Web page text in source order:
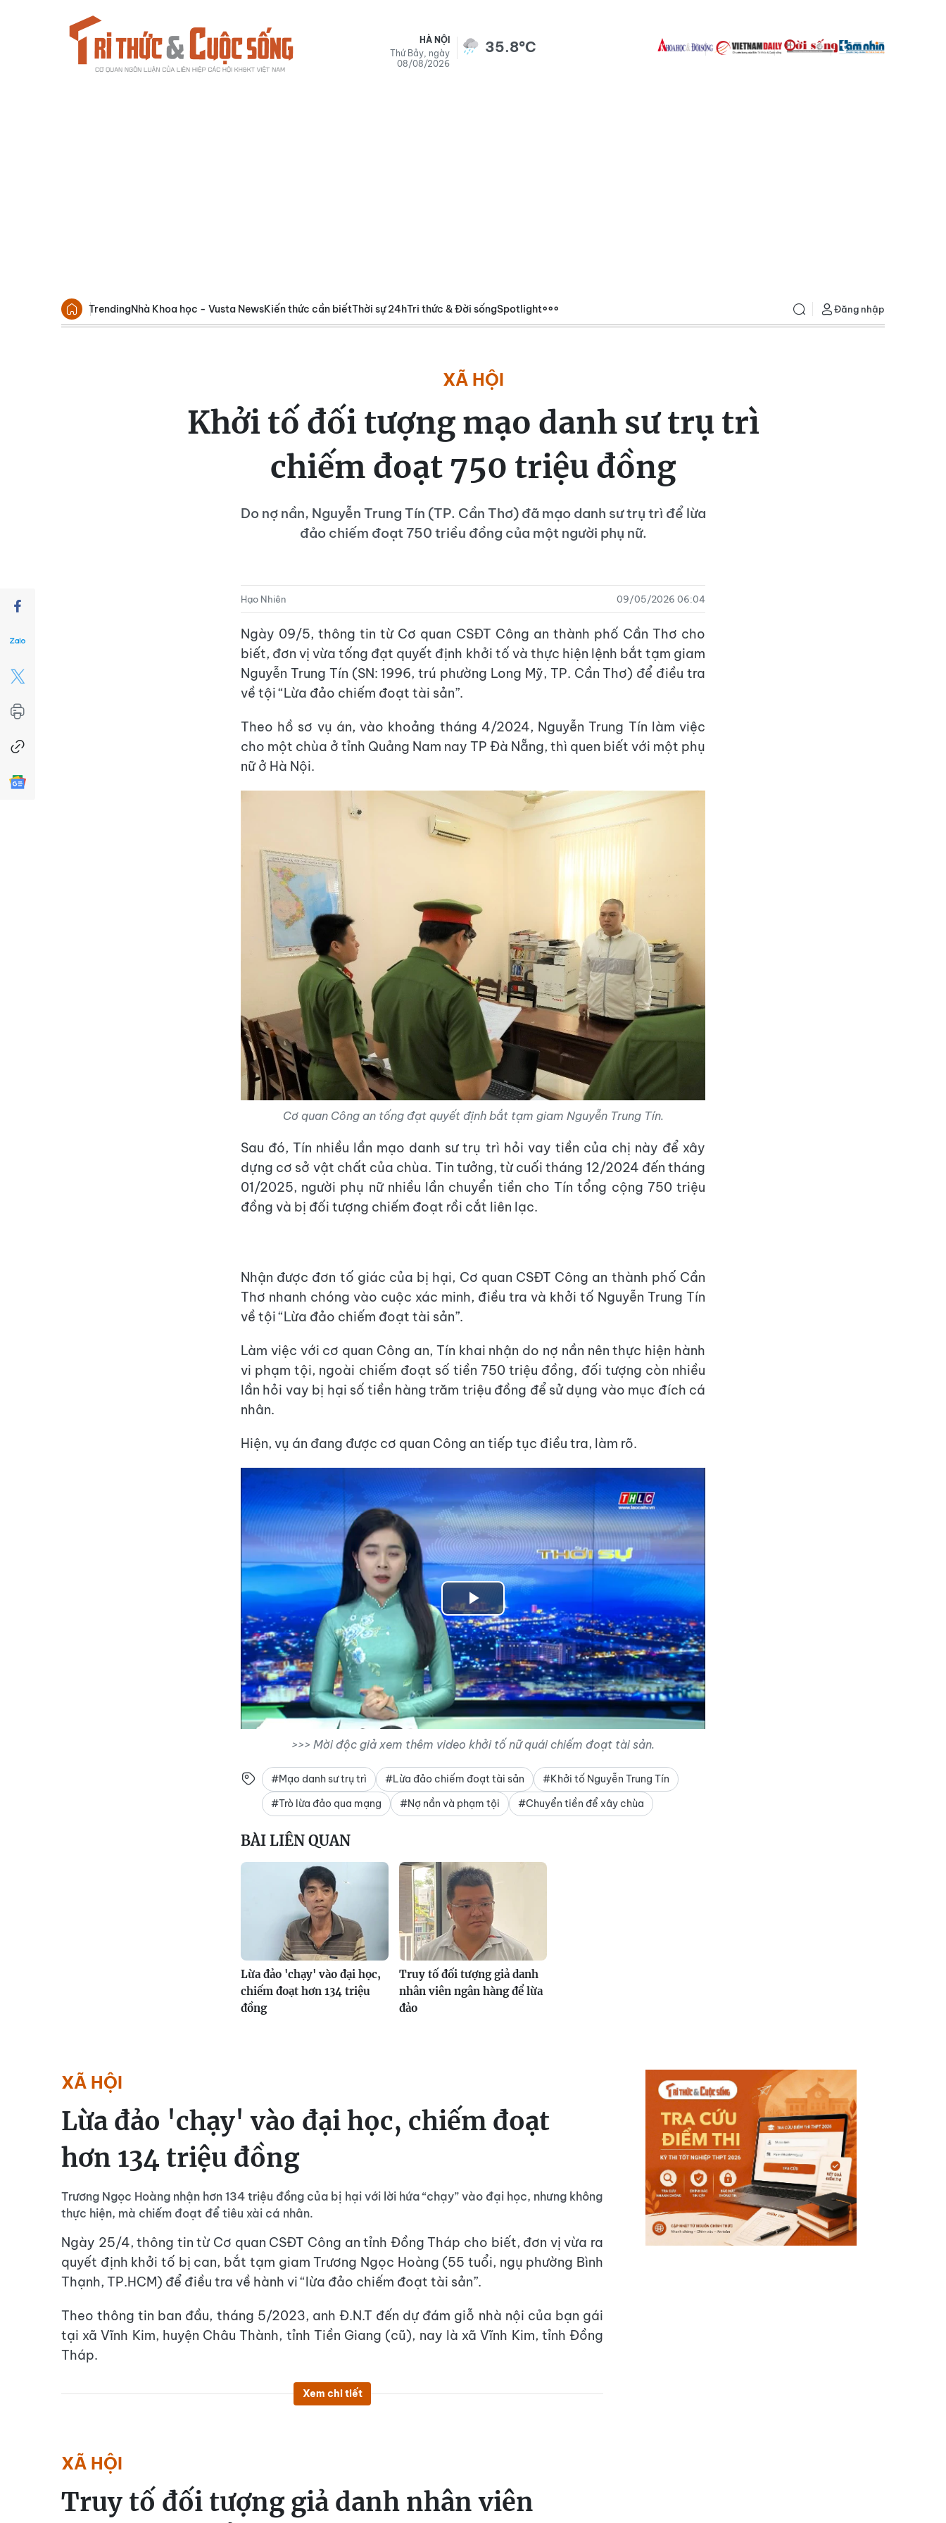
HÀ NỘI
Thứ Bảy, ngày
08/08/2026
35.8°C
TrendingNhà Khoa học - Vusta NewsKiến thức cần biếtThời sự 24hTri thức & Đời sốngSpotlight Đăng nhập
XÃ HỘI
Khởi tố đối tượng mạo danh sư trụ trì
chiếm đoạt 750 triệu đồng
Do nợ nần, Nguyễn Trung Tín (TP. Cần Thơ) đã mạo danh sư trụ trì để lừa
đảo chiếm đoạt 750 triều đồng của một người phụ nữ.
Hạo Nhiên 09/05/2026 06:04
Ngày 09/5, thông tin từ Cơ quan CSĐT Công an thành phố Cần Thơ cho
biết, đơn vị vừa tống đạt quyết định khởi tố và thực hiện lệnh bắt tạm giam
Nguyễn Trung Tín (SN: 1996, trú phường Long Mỹ, TP. Cần Thơ) để điều tra
về tội “Lừa đảo chiếm đoạt tài sản”.
Theo hồ sơ vụ án, vào khoảng tháng 4/2024, Nguyễn Trung Tín làm việc
cho một chùa ở tỉnh Quảng Nam nay TP Đà Nẵng, thì quen biết với một phụ
nữ ở Hà Nội.
Cơ quan Công an tống đạt quyết định bắt tạm giam Nguyễn Trung Tín.
Sau đó, Tín nhiều lần mạo danh sư trụ trì hỏi vay tiền của chị này để xây
dựng cơ sở vật chất của chùa. Tin tưởng, từ cuối tháng 12/2024 đến tháng
01/2025, người phụ nữ nhiều lần chuyển tiền cho Tín tổng cộng 750 triệu
đồng và bị đối tượng chiếm đoạt rồi cắt liên lạc.
Nhận được đơn tố giác của bị hại, Cơ quan CSĐT Công an thành phố Cần
Thơ nhanh chóng vào cuộc xác minh, điều tra và khởi tố Nguyễn Trung Tín
về tội “Lừa đảo chiếm đoạt tài sản”.
Làm việc với cơ quan Công an, Tín khai nhận do nợ nần nên thực hiện hành
vi phạm tội, ngoài chiếm đoạt số tiền 750 triệu đồng, đối tượng còn nhiều
lần hỏi vay bị hại số tiền hàng trăm triệu đồng để sử dụng vào mục đích cá
nhân.
Hiện, vụ án đang được cơ quan Công an tiếp tục điều tra, làm rõ.
Play
Video
>>> Mời độc giả xem thêm video khởi tố nữ quái chiếm đoạt tài sản.
#Mạo danh sư trụ trì #Lừa đảo chiếm đoạt tài sản
#Khởi tố Nguyễn Trung Tín
#Trò lừa đảo qua mạng
#Nợ nần và phạm tội #Chuyển tiền để xây chùa
BÀI LIÊN QUAN
Lừa đảo 'chạy' vào đại học,
chiếm đoạt hơn 134 triệu
đồng
Truy tố đối tượng giả danh
nhân viên ngân hàng để lừa
đảo
XÃ HỘI
Lừa đảo 'chạy' vào đại học, chiếm đoạt
hơn 134 triệu đồng
Trương Ngọc Hoàng nhận hơn 134 triệu đồng của bị hại với lời hứa “chạy” vào đại học, nhưng không
thực hiện, mà chiếm đoạt để tiêu xài cá nhân.
Ngày 25/4, thông tin từ Cơ quan CSĐT Công an tỉnh Đồng Tháp cho biết, đơn vị vừa ra
quyết định khởi tố bị can, bắt tạm giam Trương Ngọc Hoàng (55 tuổi, ngụ phường Bình
Thạnh, TP.HCM) để điều tra về hành vi “lừa đảo chiếm đoạt tài sản”.
Theo thông tin ban đầu, tháng 5/2023, anh Đ.N.T đến dự đám giỗ nhà nội của bạn gái
tại xã Vĩnh Kim, huyện Châu Thành, tỉnh Tiền Giang (cũ), nay là xã Vĩnh Kim, tỉnh Đồng
Tháp.
Xem chi tiết
XÃ HỘI
Truy tố đối tượng giả danh nhân viên